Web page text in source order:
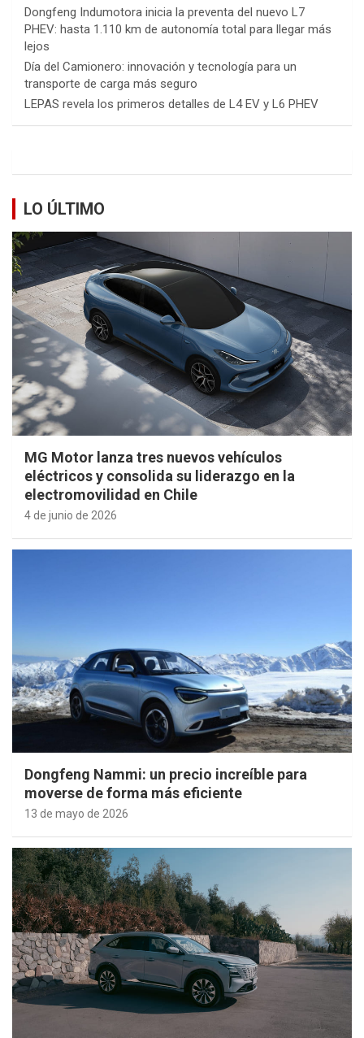
Dongfeng Indumotora inicia la preventa del nuevo L7
PHEV: hasta 1.110 km de autonomía total para llegar más
lejos
Día del Camionero: innovación y tecnología para un
transporte de carga más seguro
LEPAS revela los primeros detalles de L4 EV y L6 PHEV
LO ÚLTIMO
MG Motor lanza tres nuevos vehículos
eléctricos y consolida su liderazgo en la
electromovilidad en Chile
4 de junio de 2026
Dongfeng Nammi: un precio increíble para
moverse de forma más eficiente
13 de mayo de 2026